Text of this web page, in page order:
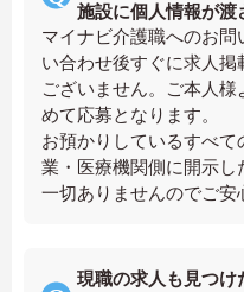
施設に個人情報が渡
マイナビ介護職へのお
い合わせ後すぐに求人
ございません。ご本人
めて応募となります。
お預かりしているすべ
業・医療機関側に開示
一切ありませんのでご安
現職の求人も見つけ